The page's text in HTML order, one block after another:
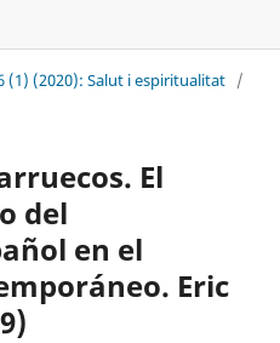
(1) (2020): Salut i espiritualitat /
El
del
en el
Eric